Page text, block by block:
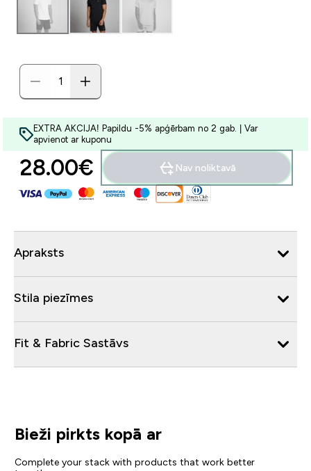
EXTRA AKCIJA! Papildu -5% apģērbam no 2 gab. | Var
apvienot ar kuponu
28.00€‎ Nav noliktavā
Apraksts
Stila piezīmes
Fit & Fabric Sastāvs
Bieži pirkts kopā ar
Complete your stack with products that work better